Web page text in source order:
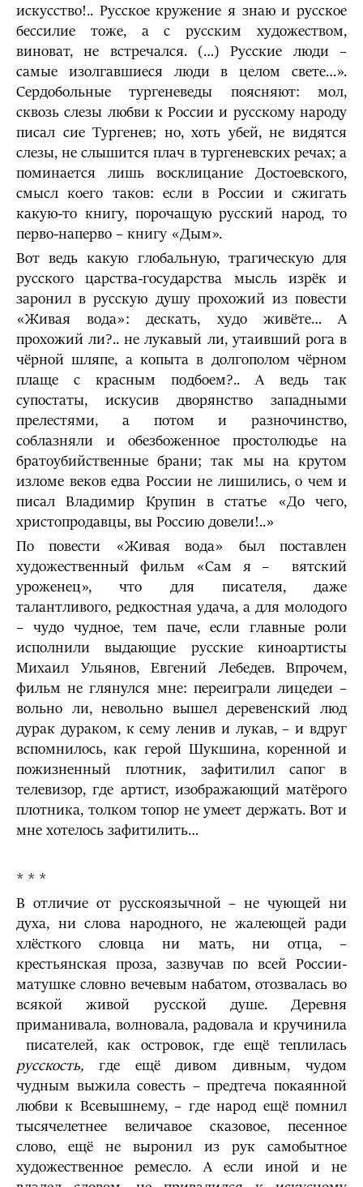
искусство!.. Русское кружение я знаю и русское
бессилие тоже, а с русским художеством,
виноват, не встречался. (…) Русские люди –
самые изолгавшиеся люди в целом свете…».
Сердобольные тургеневеды поясняют: мол,
сквозь слезы любви к России и русскому народу
писал сие Тургенев; но, хоть убей, не видятся
слезы, не слышится плач в тургеневских речах; а
поминается лишь восклицание Достоевского,
смысл коего таков: если в России и сжигать
какую-то книгу, порочащую русский народ, то
перво-наперво – книгу «Дым».
Вот ведь какую глобальную, трагическую для
русского царства-государства мысль изрёк и
заронил в русскую душу прохожий из повести
«Живая вода»: дескать, худо живёте… А
прохожий ли?.. не лукавый ли, утаивший рога в
чёрной шляпе, а копыта в долгополом чёрном
плаще с красным подбоем?.. А ведь так
супостаты, искусив дворянство западными
прелестями, а потом и разночинство,
соблазняли и обезбоженное простолюдье на
братоубийственные брани; так мы на крутом
изломе веков едва России не лишились, о чем и
писал Владимир Крупин в статье «До чего,
христопродавцы, вы Россию довели!..»
По повести «Живая вода» был поставлен
художественный фильм «Сам я – вятский
уроженец», что для писателя, даже
талантливого, редкостная удача, а для молодого
– чудо чудное, тем паче, если главные роли
исполнили выдающие русские киноартисты
Михаил Ульянов, Евгений Лебедев. Впрочем,
фильм не глянулся мне: переиграли лицедеи –
вольно ли, невольно вышел деревенский люд
дурак дураком, к сему ленив и лукав, – и вдруг
вспомнилось, как герой Шукшина, коренной и
пожизненный плотник, зафитилил сапог в
телевизор, где артист, изображающий матёрого
плотника, толком топор не умеет держать. Вот и
мне хотелось зафитилить…
* * *
В отличие от русскоязычной – не чующей ни
духа, ни слова народного, не жалеющей ради
хлёсткого словца ни мать, ни отца, –
крестьянская проза, зазвучав по всей России-
матушке словно вечевым набатом, ото­звалась во
всякой живой русской душе. Деревня
приманивала, волновала, радовала и кручинила
писателей, как островок, где ещё теплилась
русскость, где ещё дивом дивным, чудом
чудным выжила совесть – предтеча покаянной
любви к Всевышнему, – где народ ещё помнил
тысячелетнее величавое сказовое, песенное
слово, ещё не выронил из рук самобытное
художественное ремесло. А если иной и не